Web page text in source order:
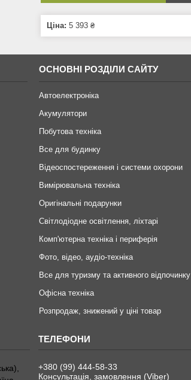
Ціна: 5 393 ₴
ОСНОВНІ РОЗДІЛИ САЙТУ
Автоелектроніка
Акумулятори
Побутова техніка
Все для будинку
Відеоспостереження і системи охорони
Вимірювальна техніка
Оригінальні подарунки
Світлодіодне освітлення, ліхтарі
Комп'ютерна техніка і периферія
Фото, відео, аудіо-техніка
Все для туризму та активного відпочинку
Офісна техніка
Розпродаж, знижений у ціні товар
+380 (99) 444-58-33
Консультація, замовлення (Viber)